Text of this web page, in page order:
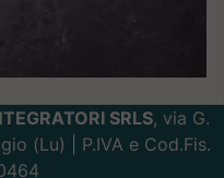
SRLS, via G.
(Lu) | P.IVA e Cod.Fis.